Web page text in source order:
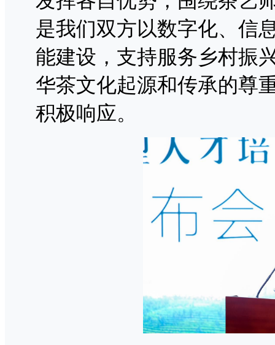
是我们双方以数字化、信
能建设，支持服务乡村振
华茶文化起源和传承的尊
积极响应。